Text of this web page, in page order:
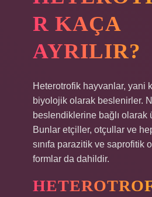
R KAÇA
AYRILIR?
Heterotrofik hayvanlar, yani
biyolojik olarak beslenirler.
beslendiklerine bağlı olarak
Bunlar etçiller, otçullar ve
sınıfa parazitik ve saprofitik
formlar da dahildir.